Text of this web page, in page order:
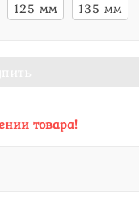
125 мм 135 мм
товара!